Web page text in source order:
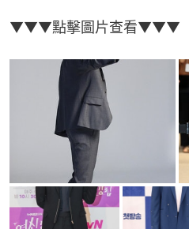
▼▼▼點擊圖片查看▼▼▼